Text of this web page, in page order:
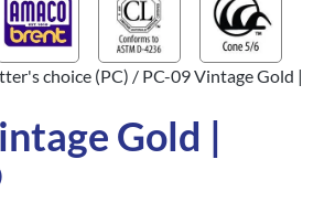
choice (PC) / PC-09 Vintage Gold |
Gold |